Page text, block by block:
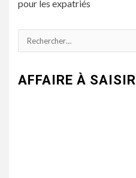
pour les expatriés
Rechercher :
AFFAIRE À SAISIR